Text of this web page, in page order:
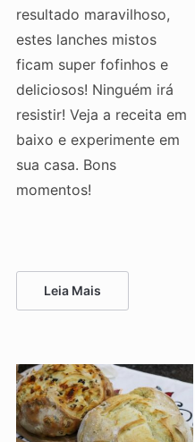
resultado maravilhoso,
estes lanches mistos
ficam super fofinhos e
deliciosos! Ninguém irá
resistir! Veja a receita em
baixo e experimente em
sua casa. Bons
momentos!
Leia Mais